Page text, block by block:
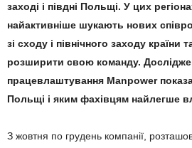
заході і півдні Польщі. У цих
найактивніше шукають нових
зі сходу і північного заходу країни
розширити свою команду.
працевлаштування Manpower
Польщі і яким фахівцям найлегше
З жовтня по грудень компанії,